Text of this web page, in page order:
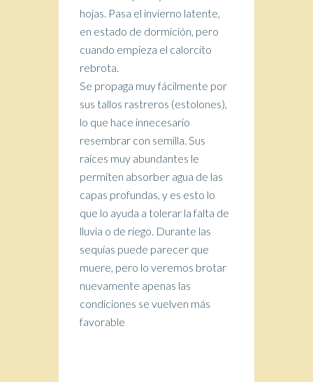
hojas. Pasa el invierno latente,
en estado de dormición, pero
cuando empieza el calorcito
rebrota.
Se propaga muy fácilmente por
sus tallos rastreros (estolones),
lo que hace innecesario
resembrar con semilla. Sus
raíces muy abundantes le
permiten absorber agua de las
capas profundas, y es esto lo
que lo ayuda a tolerar la falta de
lluvia o de riego. Durante las
sequías puede parecer que
muere, pero lo veremos brotar
nuevamente apenas las
condiciones se vuelven más
favorable